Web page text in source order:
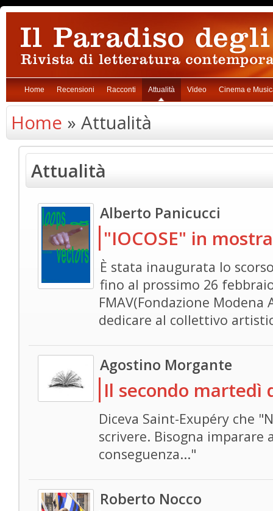
Home Recensioni Racconti Attualità Video Cinema e
Home » Attualità
Attualità
Alberto Panicucci
"IOCOSE" in mostra
È stata inaugurata lo
fino al prossimo 26
FMAV(Fondazione Modena
dedicare al collettivo
Agostino Morgante
Il secondo martedì
Diceva Saint-Exupéry che
scrivere. Bisogna imparare
conseguenza..."
Roberto Nocco